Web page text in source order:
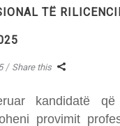
TË
Share this
kandidatë
provimit